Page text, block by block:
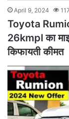
April 9, 2024 117
Toyota
26kmpl का
किफायती कीमत